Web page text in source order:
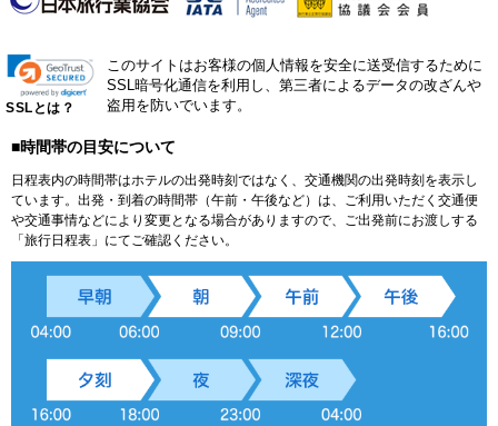
SSLとは？
このサイトはお客様の個人情報を安全に送受信するために
SSL暗号化通信を利用し、第三者によるデータの改ざんや
盗用を防いでいます。
■時間帯の目安について
日程表内の時間帯はホテルの出発時刻ではなく、交通機関の出発時刻を表示し
ています。出発・到着の時間帯（午前・午後など）は、ご利用いただく交通便
や交通事情などにより変更となる場合がありますので、ご出発前にお渡しする
「旅行日程表」にてご確認ください。